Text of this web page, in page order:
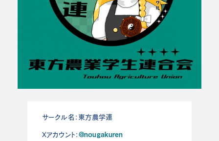
サークル名：東方農学連
Xアカウント： @nougakuren